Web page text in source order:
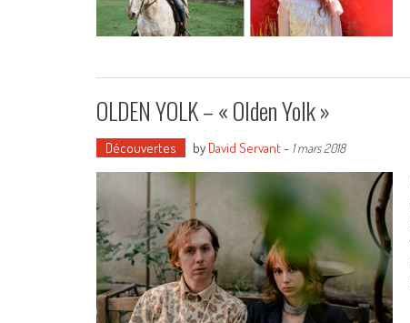
OLDEN YOLK – « Olden Yolk »
Découvertes by David Servant- 1 mars 2018